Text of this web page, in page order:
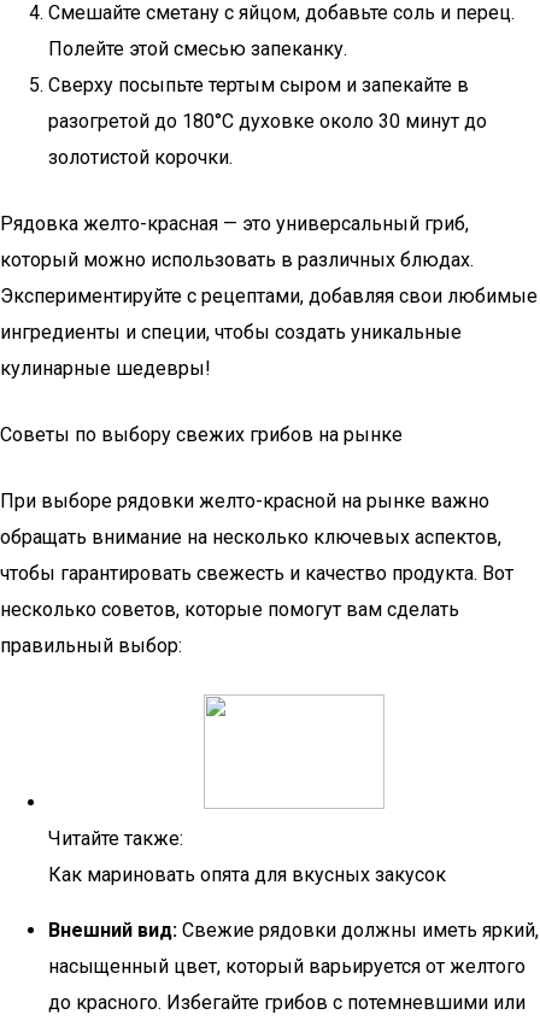
Смешайте сметану с яйцом, добавьте соль и перец.
Полейте этой смесью запеканку.
Сверху посыпьте тертым сыром и запекайте в
разогретой до 180°C духовке около 30 минут до
золотистой корочки.
Рядовка желто-красная — это универсальный гриб,
который можно использовать в различных блюдах.
Экспериментируйте с рецептами, добавляя свои любимые
ингредиенты и специи, чтобы создать уникальные
кулинарные шедевры!
Советы по выбору свежих грибов на рынке
При выборе рядовки желто-красной на рынке важно
обращать внимание на несколько ключевых аспектов,
чтобы гарантировать свежесть и качество продукта. Вот
несколько советов, которые помогут вам сделать
правильный выбор:
Читайте также:
Как мариновать опята для вкусных закусок
Внешний вид: Свежие рядовки должны иметь яркий,
насыщенный цвет, который варьируется от желтого
до красного. Избегайте грибов с потемневшими или